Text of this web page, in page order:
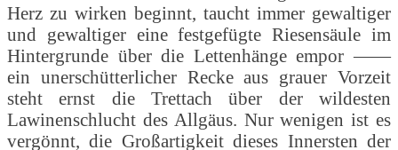
Herz zu wirken beginnt, taucht immer gewaltiger
und gewaltiger eine festgefügte Riesensäule im
Hintergrunde über die Lettenhänge empor ——
ein unerschütterlicher Recke aus grauer Vorzeit
steht ernst die Trettach über der wildesten
Lawinenschlucht des Allgäus. Nur wenigen ist es
vergönnt, die Großartigkeit dieses Innersten der